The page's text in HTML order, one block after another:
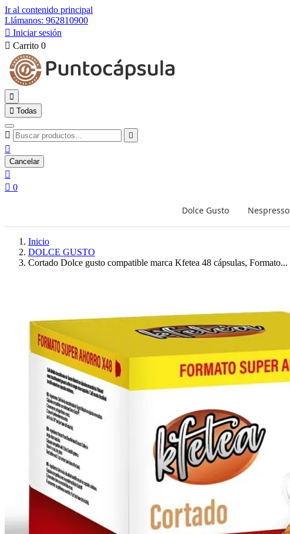
Ir al contenido principal
Llámanos: 962810900
 Iniciar sesión
 Carrito 0

 Todas
 

Cancelar

 0
Dolce Gusto Nespresso
Inicio
DOLCE GUSTO
Cortado Dolce gusto compatible marca Kfetea 48 cápsulas, Formato...